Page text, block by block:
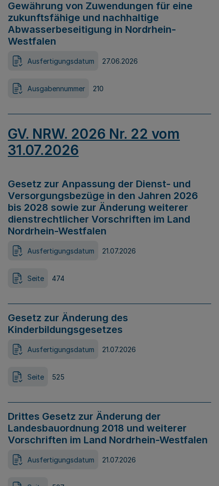
Gewährung von Zuwendungen für eine
zukunftsfähige und nachhaltige
Abwasserbeseitigung in Nordrhein-
Westfalen
Ausfertigungsdatum 27.06.2026
Ausgabennummer 210
GV. NRW. 2026 Nr. 22 vom
31.07.2026
Gesetz zur Anpassung der Dienst- und
Versorgungsbezüge in den Jahren 2026
bis 2028 sowie zur Änderung weiterer
dienstrechtlicher Vorschriften im Land
Nordrhein-Westfalen
Ausfertigungsdatum 21.07.2026
Seite 474
Gesetz zur Änderung des
Kinderbildungsgesetzes
Ausfertigungsdatum 21.07.2026
Seite 525
Drittes Gesetz zur Änderung der
Landesbauordnung 2018 und weiterer
Vorschriften im Land Nordrhein-Westfalen
Ausfertigungsdatum 21.07.2026